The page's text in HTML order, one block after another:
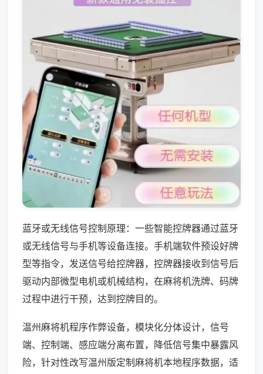
蓝牙或无线信号控制原理：一些智能控牌器通过蓝牙
或无线信号与手机等设备连接。手机端软件预设好牌
型等指令，发送信号给控牌器，控牌器接收到信号后
驱动内部微型电机或机械结构，在麻将机洗牌、码牌
过程中进行干预，达到控牌目的。
温州麻将机程序作弊设备，模块化分体设计，信号
端、控制端、感应端分离布置，降低信号集中暴露风
险，针对性改写温州版定制麻将机本地程序数据，适